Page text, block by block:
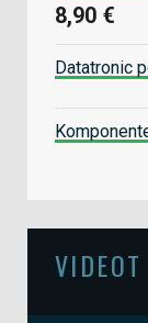
8,90 €
Datatronic
VIDEOT